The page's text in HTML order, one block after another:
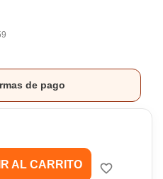
de pago
AL CARRITO favorite_border